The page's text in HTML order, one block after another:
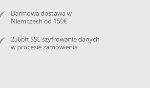
Darmowa dostawa w
Niemczech od 150€
256bit SSL szyfrowanie danych
w procesie zamówienia